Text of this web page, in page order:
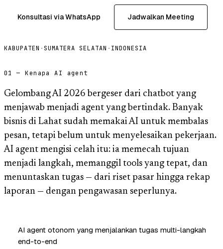
Konsultasi via WhatsApp Jadwalkan Meeting
KABUPATEN · SUMATERA SELATAN · INDONESIA
01 — Kenapa AI agent
Gelombang AI 2026 bergeser dari chatbot yang
menjawab menjadi agent yang bertindak. Banyak
bisnis di Lahat sudah memakai AI untuk membalas
pesan, tetapi belum untuk menyelesaikan pekerjaan.
AI agent mengisi celah itu: ia memecah tujuan
menjadi langkah, memanggil tools yang tepat, dan
menuntaskan tugas — dari riset pasar hingga rekap
laporan — dengan pengawasan seperlunya.
AI agent otonom yang menjalankan tugas multi-langkah
end-to-end